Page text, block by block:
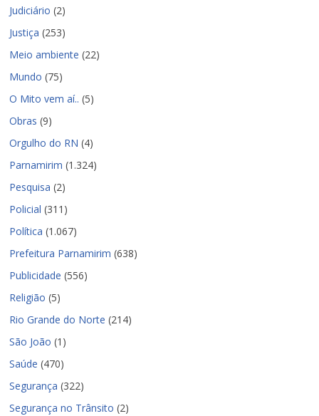
Judiciário (2)
Justiça (253)
Meio ambiente (22)
Mundo (75)
O Mito vem aí.. (5)
Obras (9)
Orgulho do RN (4)
Parnamirim (1.324)
Pesquisa (2)
Policial (311)
Política (1.067)
Prefeitura Parnamirim (638)
Publicidade (556)
Religião (5)
Rio Grande do Norte (214)
São João (1)
Saúde (470)
Segurança (322)
Segurança no Trânsito (2)